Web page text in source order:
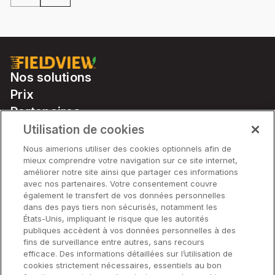
Nos solutions
Prix
Partenaires
Notre matériel
Soutien
Solutions
Matériel
Entreprise
Utilisation de cookies
Nous aimerions utiliser des cookies optionnels afin de
mieux comprendre votre navigation sur ce site internet,
améliorer notre site ainsi que partager ces informations
avec nos partenaires. Votre consentement couvre
également le transfert de vos données personnelles
dans des pays tiers non sécurisés, notamment les
États-Unis, impliquant le risque que les autorités
publiques accèdent à vos données personnelles à des
fins de surveillance entre autres, sans recours
efficace. Des informations détaillées sur l’utilisation de
cookies strictement nécessaires, essentiels au bon